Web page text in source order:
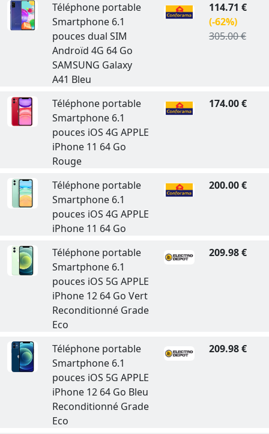
Téléphone portable
Smartphone 6.1
pouces dual SIM
Androïd 4G 64 Go
SAMSUNG Galaxy
A41 Bleu
114.71 €
(-62%)
305.00 €
Téléphone portable
Smartphone 6.1
pouces iOS 4G APPLE
iPhone 11 64 Go
Rouge
174.00 €
Téléphone portable
Smartphone 6.1
pouces iOS 4G APPLE
iPhone 11 64 Go
200.00 €
Téléphone portable
Smartphone 6.1
pouces iOS 5G APPLE
iPhone 12 64 Go Vert
Reconditionné Grade
Eco
209.98 €
Téléphone portable
Smartphone 6.1
pouces iOS 5G APPLE
iPhone 12 64 Go Bleu
Reconditionné Grade
Eco
209.98 €